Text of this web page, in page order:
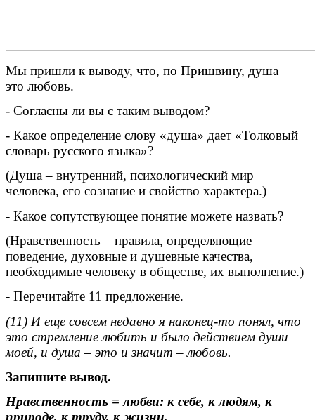
Мы пришли к выводу, что, по Пришвину, душа –
это любовь.
- Согласны ли вы с таким выводом?
- Какое определение слову «душа» дает «Толковый
словарь русского языка»?
(Душа – внутренний, психологический мир
человека, его сознание и свойство характера.)
- Какое сопутствующее понятие можете назвать?
(Нравственность – правила, определяющие
поведение, духовные и душевные качества,
необходимые человеку в обществе, их выполнение.)
- Перечитайте 11 предложение.
(11) И еще совсем недавно я наконец-то понял, что
это стремление любить и было действием души
моей, и душа – это и значит – любовь.
Запишите вывод.
Нравственность = любви: к себе, к людям, к